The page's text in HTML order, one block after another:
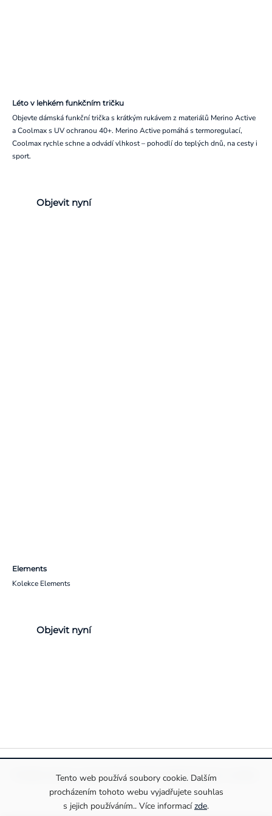
Tento web používá soubory cookie. Dalším
procházením tohoto webu vyjadřujete souhlas
s jejich používáním.. Více informacízde.
Léto v lehkém funkčním tričku
Objevte dámská funkční trička s krátkým rukávem z materiálů Merino Active
a Coolmax s UV ochranou 40+. Merino Active pomáhá s termoregulací,
Coolmax rychle schne a odvádí vlhkost – pohodlí do teplých dnů, na cesty i
sport.
Objevit nyní
Elements
Kolekce Elements
Objevit nyní
Pravidla ochrany a zpracování osobních údajůInformace o cookies